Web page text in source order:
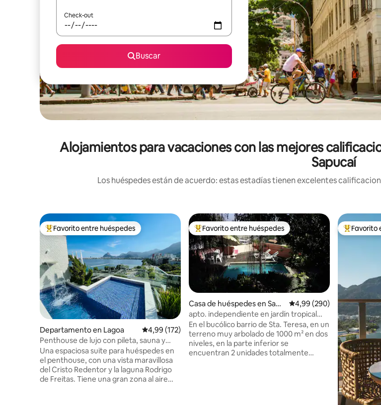
Check-out
Buscar
Alojamientos para vacaciones con las mejores
Sapucaí
Los huéspedes están de acuerdo: estas estadías tienen excelentes
Favorito entre los huéspedes más destacados
Favorito entre huéspedes
Departamento en Lagoa Calificación promedio: 4,99 de 5. 172 evaluaciones
4,99 (172)
Penthouse de lujo con pileta, sauna y
privacidad.
Una espaciosa suite para huéspedes en
el penthouse, con una vista maravillosa
del Cristo Redentor y la laguna Rodrigo
de Freitas. Tiene una gran zona al aire
Favorito entre los huéspedes más destacados
Favorito entre huéspedes
Casa de huéspedes en Sant
a Teresa
Calificación promedio:
4,99 (290)
apto. independiente en jardín tropical
con piscina
En el bucólico barrio de Sta. Teresa, en un
terreno muy arbolado de 1000 m² en dos
niveles, en la parte inferior se
encuentran 2 unidades totalmente
Favorito
Favorito